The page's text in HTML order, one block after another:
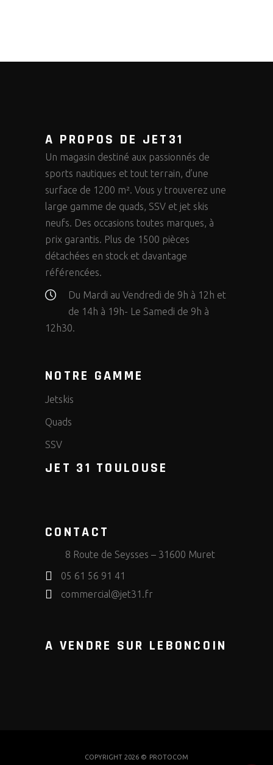
A PROPOS DE JET31
Un magasin destiné aux passionnés de
sports nautiques et tout terrain, d’une
surface de 1200 m². Vous y trouverez une
large gamme de quads, SSV et jet skis
neufs. Des occasions toutes marques, à
prix garantis. Plus de 1500 pièces
détachées en stock et davantage
référencées.
Du Mardi au Vendredi de 9h à 12h et
de 14h à 19h- Le Samedi de 9h à
12h30.
NOTRE GAMME
Jetskis
Quads
SSV
JET 31 TOULOUSE
CONTACT
8 Route de Seysses – 31600 Muret
05 61 56 91 41
commercial@jet31.fr
A VENDRE SUR LEBONCOIN
COPYRIGHT 2026 © PROTOCOM